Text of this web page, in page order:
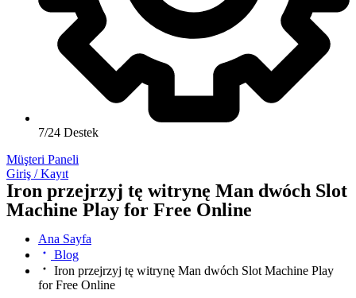
7/24 Destek
Müşteri Paneli
Giriş / Kayıt
Iron przejrzyj tę witrynę Man dwóch Slot
Machine Play for Free Online
Ana Sayfa
Blog
Iron przejrzyj tę witrynę Man dwóch Slot Machine Play
for Free Online